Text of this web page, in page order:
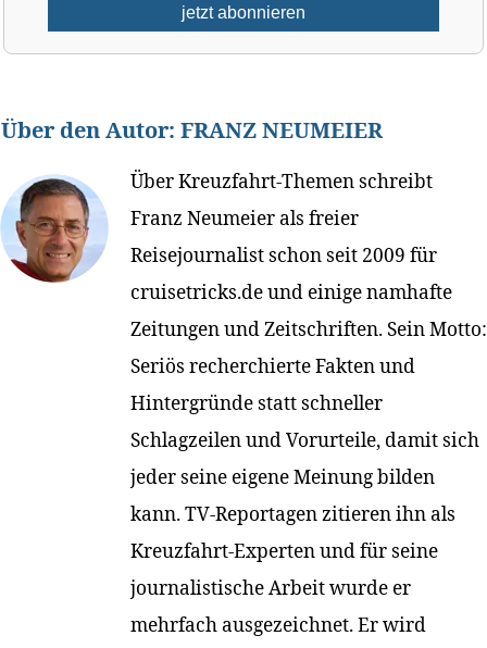
Über den Autor: FRANZ NEUMEIER
Über Kreuzfahrt-Themen schreibt
Franz Neumeier als freier
Reisejournalist schon seit 2009 für
cruisetricks.de und einige namhafte
Zeitungen und Zeitschriften. Sein Motto:
Seriös recherchierte Fakten und
Hintergründe statt schneller
Schlagzeilen und Vorurteile, damit sich
jeder seine eigene Meinung bilden
kann. TV-Reportagen zitieren ihn als
Kreuzfahrt-Experten und für seine
journalistische Arbeit wurde er
mehrfach ausgezeichnet. Er wird